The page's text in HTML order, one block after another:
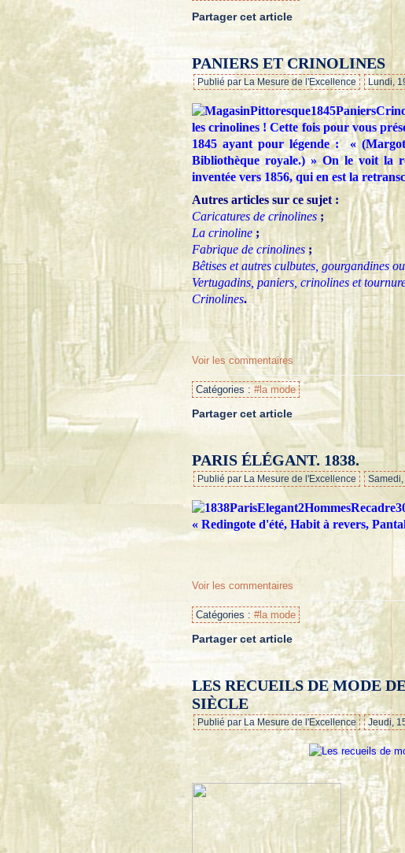
Partager cet article
PANIERS ET CRINOLINES
Publié par La Mesure de l'Excellence Lundi,
les crinolines ! Cette fois pour vous
1845 ayant pour légende : «
Bibliothèque royale.) » On le voit la
inventée vers 1856, qui en est la
Autres articles sur ce sujet :
Caricatures de crinolines ;
La crinoline ;
Fabrique de crinolines ;
Bêtises et autres culbutes, gourgandines
Vertugadins, paniers, crinolines et
Crinolines.
Voir les commentaires
Catégories : #la mode
Partager cet article
PARIS ÉLÉGANT. 1838.
Publié par La Mesure de l'Excellence
« Redingote d'été, Habit à revers,
Voir les commentaires
Catégories : #la mode
Partager cet article
LES RECUEILS DE MODE
SIÈCLE
Publié par La Mesure de l'Excellence Jeudi,